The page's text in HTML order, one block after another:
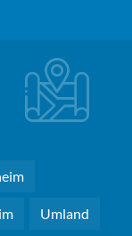
Umland